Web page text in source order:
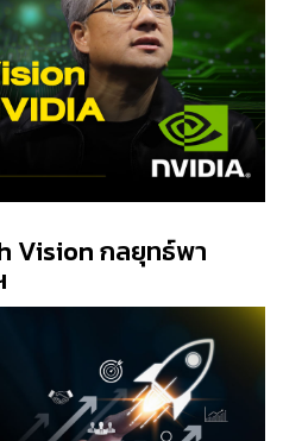
Vision กลยุทธ์พา